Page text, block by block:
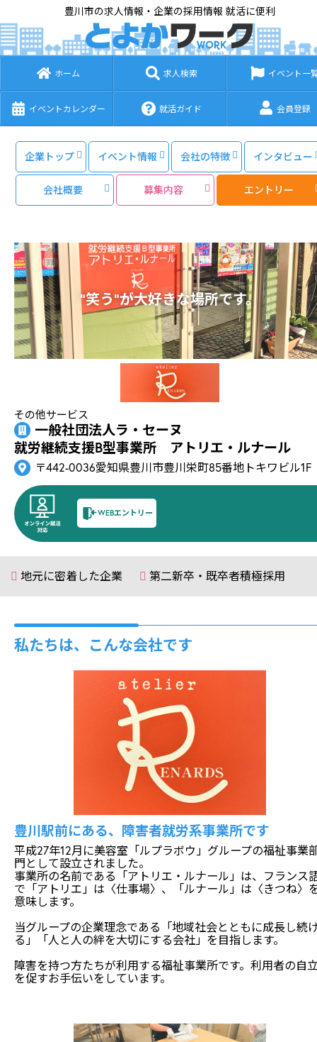
豊川市の求人情報・企業の採用情報 就活に便利
ホーム 求人検索 イベント一
イベントカレンダー 就活ガイド 会員登録
企業トップ イベント情報 会社の特徴 インタビュー
会社概要 募集内容 エントリー
“笑う”が大好きな場所です。
その他サービス
一般社団法人ラ・セーヌ
就労継続支援B型事業所 アトリエ・ルナール
〒442-0036愛知県豊川市豊川栄町85番地トキワビル1F
WEBエントリー
地元に密着した企業 第二新卒・既卒者積極採用
私たちは、こんな会社です
豊川駅前にある、障害者就労系事業所です
平成27年12月に美容室「ルプラボウ」グループの福祉事業
門として設立されました。
事業所の名前である「アトリエ・ルナール」は、フランス
で「アトリエ」は〈仕事場〉、「ルナール」は〈きつね〉
意味します。
当グループの企業理念である「地域社会とともに成長し続
る」「人と人の絆を大切にする会社」を目指します。
障害を持つ方たちが利用する福祉事業所です。利用者の自
を促すお手伝いをしています。